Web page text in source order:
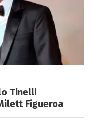
Tinelli
Figueroa